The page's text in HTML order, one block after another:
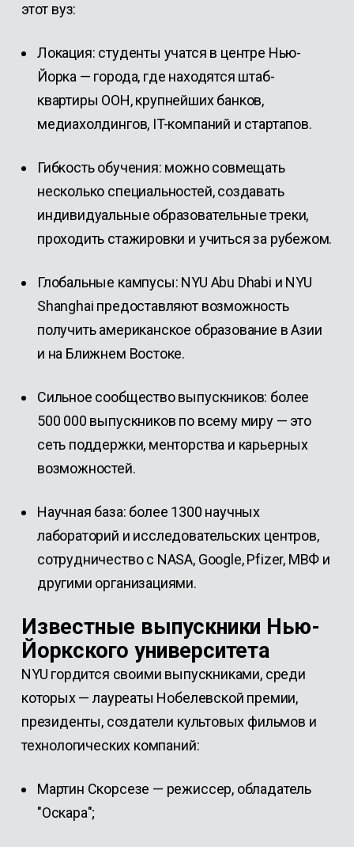
этот вуз:
Локация: студенты учатся в центре Нью-
Йорка — города, где находятся штаб-
квартиры ООН, крупнейших банков,
медиахолдингов, IT-компаний и стартапов.
Гибкость обучения: можно совмещать
несколько специальностей, создавать
индивидуальные образовательные треки,
проходить стажировки и учиться за рубежом.
Глобальные кампусы: NYU Abu Dhabi и NYU
Shanghai предоставляют возможность
получить американское образование в Азии
и на Ближнем Востоке.
Сильное сообщество выпускников: более
500 000 выпускников по всему миру — это
сеть поддержки, менторства и карьерных
возможностей.
Научная база: более 1300 научных
лабораторий и исследовательских центров,
сотрудничество с NASA, Google, Pfizer, МВФ и
другими организациями.
Известные выпускники Нью-
Йоркского университета
NYU гордится своими выпускниками, среди
которых — лауреаты Нобелевской премии,
президенты, создатели культовых фильмов и
технологических компаний:
Мартин Скорсезе — режиссер, обладатель
"Оскара";